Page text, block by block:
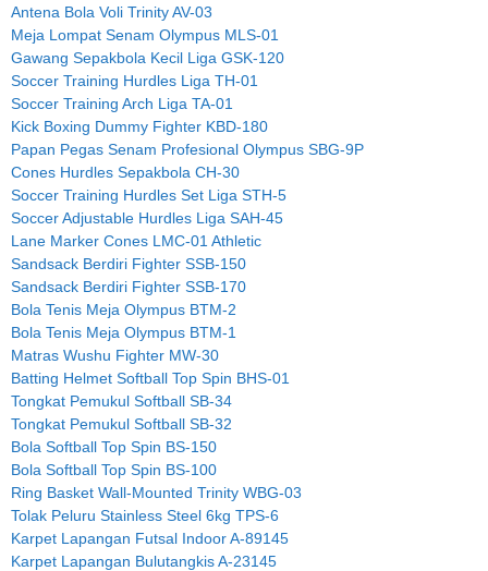
Antena Bola Voli Trinity AV-03
Meja Lompat Senam Olympus MLS-01
Gawang Sepakbola Kecil Liga GSK-120
Soccer Training Hurdles Liga TH-01
Soccer Training Arch Liga TA-01
Kick Boxing Dummy Fighter KBD-180
Papan Pegas Senam Profesional Olympus SBG-9P
Cones Hurdles Sepakbola CH-30
Soccer Training Hurdles Set Liga STH-5
Soccer Adjustable Hurdles Liga SAH-45
Lane Marker Cones LMC-01 Athletic
Sandsack Berdiri Fighter SSB-150
Sandsack Berdiri Fighter SSB-170
Bola Tenis Meja Olympus BTM-2
Bola Tenis Meja Olympus BTM-1
Matras Wushu Fighter MW-30
Batting Helmet Softball Top Spin BHS-01
Tongkat Pemukul Softball SB-34
Tongkat Pemukul Softball SB-32
Bola Softball Top Spin BS-150
Bola Softball Top Spin BS-100
Ring Basket Wall-Mounted Trinity WBG-03
Tolak Peluru Stainless Steel 6kg TPS-6
Karpet Lapangan Futsal Indoor A-89145
Karpet Lapangan Bulutangkis A-23145